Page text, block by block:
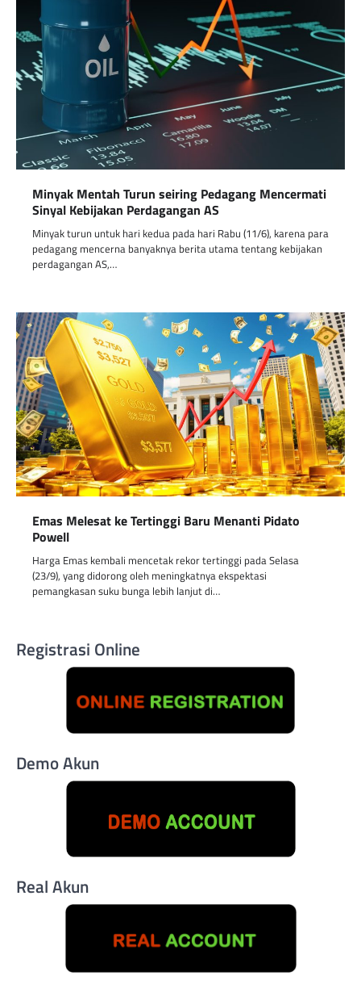
Minyak Mentah Turun seiring Pedagang Mencermati
Sinyal Kebijakan Perdagangan AS
Minyak turun untuk hari kedua pada hari Rabu (11/6), karena para
pedagang mencerna banyaknya berita utama tentang kebijakan
perdagangan AS,…
Emas Melesat ke Tertinggi Baru Menanti Pidato
Powell
Harga Emas kembali mencetak rekor tertinggi pada Selasa
(23/9), yang didorong oleh meningkatnya ekspektasi
pemangkasan suku bunga lebih lanjut di…
Registrasi Online
Demo Akun
Real Akun